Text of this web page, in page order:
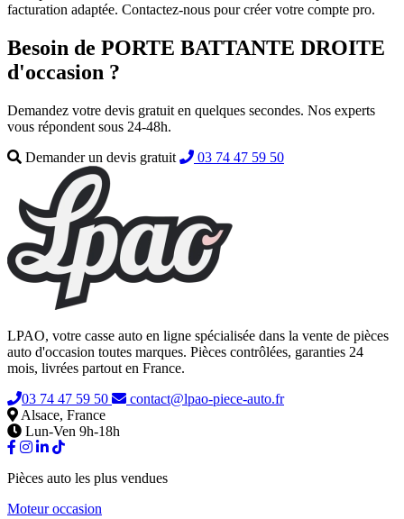
facturation adaptée. Contactez-nous pour créer votre compte pro.
Besoin de PORTE BATTANTE DROITE
d'occasion ?
Demandez votre devis gratuit en quelques secondes. Nos experts
vous répondent sous 24-48h.
Demander un devis gratuit
03 74 47 59 50
LPAO, votre casse auto en ligne spécialisée dans la vente de pièces
auto d'occasion toutes marques. Pièces contrôlées, garanties 24
mois, livrées partout en France.
03 74 47 59 50
contact@lpao-piece-auto.fr
Alsace, France
Lun-Ven 9h-18h
Pièces auto les plus vendues
Moteur occasion